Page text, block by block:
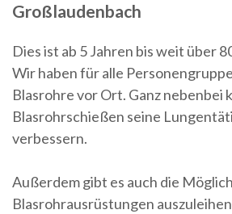
Großlaudenbach
Dies ist ab 5 Jahren bis weit über
Wir haben für alle
Blasrohre vor Ort. Ganz nebenbei
Blasrohrschießen seine
verbessern.
Außerdem gibt es auch die
Blasrohrausrüstungen